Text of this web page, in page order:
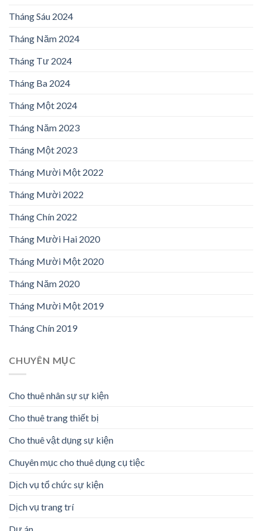
Tháng Sáu 2024
Tháng Năm 2024
Tháng Tư 2024
Tháng Ba 2024
Tháng Một 2024
Tháng Năm 2023
Tháng Một 2023
Tháng Mười Một 2022
Tháng Mười 2022
Tháng Chín 2022
Tháng Mười Hai 2020
Tháng Mười Một 2020
Tháng Năm 2020
Tháng Mười Một 2019
Tháng Chín 2019
CHUYÊN MỤC
Cho thuê nhân sự sự kiện
Cho thuê trang thiết bị
Cho thuê vật dụng sự kiện
Chuyên mục cho thuê dụng cụ tiệc
Dịch vụ tổ chức sự kiện
Dịch vụ trang trí